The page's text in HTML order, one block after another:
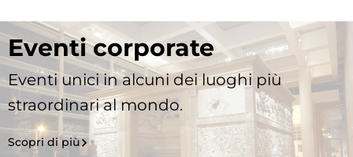
Eventi corporate
Eventi unici in alcuni dei luoghi più
straordinari al mondo.
Scopri di più